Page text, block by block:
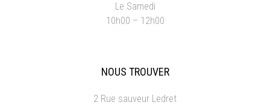
Le Samedi
10h00 – 12h00
NOUS TROUVER
2 Rue sauveur Ledret